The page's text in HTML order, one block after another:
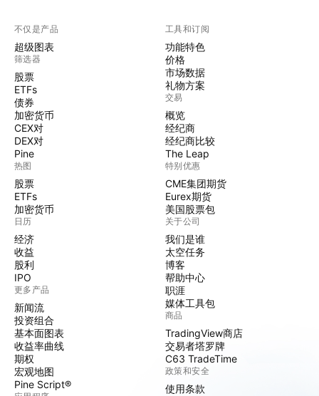
不仅是产品
超级图表
筛选器
股票
ETFs
债券
加密货币
CEX对
DEX对
Pine
热图
股票
ETFs
加密货币
日历
经济
收益
股利
IPO
更多产品
新闻流
投资组合
基本面图表
收益率曲线
期权
宏观地图
Pine Script®
工具和订阅
功能特色
价格
市场数据
礼物方案
交易
概览
经纪商
经纪商比较
The Leap
特别优惠
CME集团期货
Eurex期货
美国股票包
关于公司
我们是谁
太空任务
博客
帮助中心
职涯
媒体工具包
商品
TradingView商店
交易者塔罗牌
C63 TradeTime
政策和安全
使用条款